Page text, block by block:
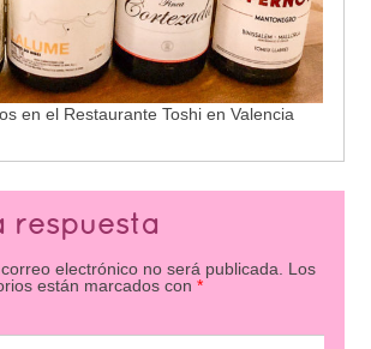
en el Restaurante Toshi en Valencia
respuesta
electrónico no será publicada.
Los
están marcados con *